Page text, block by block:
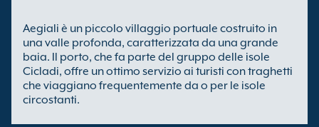
Aegiali è un piccolo villaggio portuale costruito in
una valle profonda, caratterizzata da una grande
baia. Il porto, che fa parte del gruppo delle isole
Cicladi, offre un ottimo servizio ai turisti con traghetti
che viaggiano frequentemente da o per le isole
circostanti.